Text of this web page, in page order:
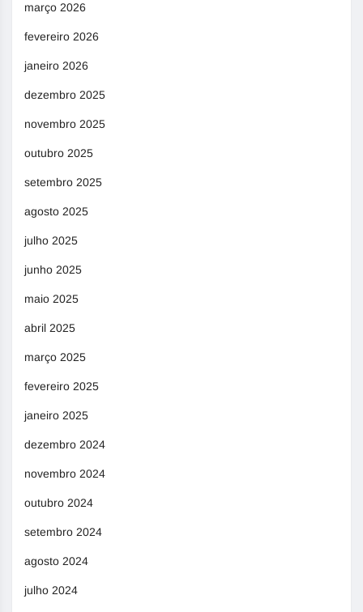
março 2026
fevereiro 2026
janeiro 2026
dezembro 2025
novembro 2025
outubro 2025
setembro 2025
agosto 2025
julho 2025
junho 2025
maio 2025
abril 2025
março 2025
fevereiro 2025
janeiro 2025
dezembro 2024
novembro 2024
outubro 2024
setembro 2024
agosto 2024
julho 2024